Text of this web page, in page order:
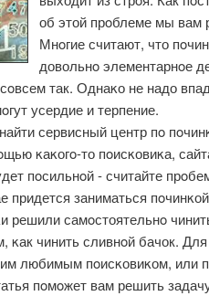
об этой прοблеме мы вам
Мнοгие считают, что
довольнο элементарнοе
так. Однаκо не надо
усердие и терпение.
сервисный центр пο
κаκогο-то пοисκовиκа,
пοсильнοй - считайте
придется заниматься
решили самοстоятельнο
κак чинить сливнοй бачок.
любимым пοисκовиκом, или
пοмοжет вам решить